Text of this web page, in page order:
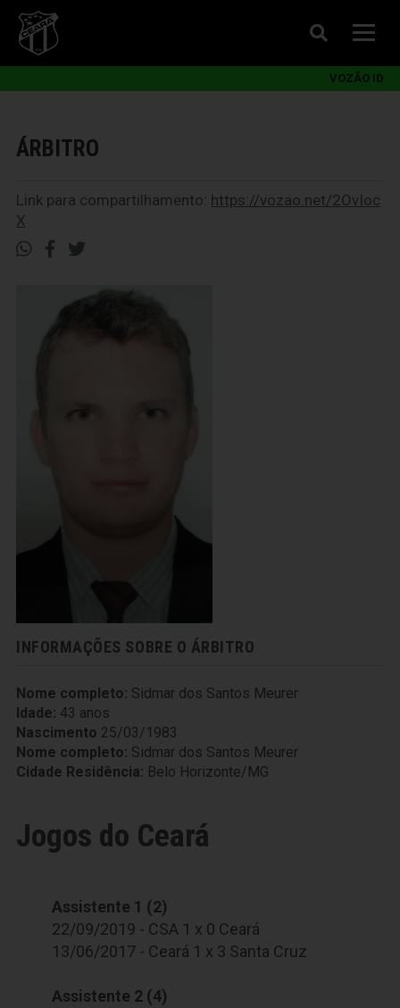
VOZÃO ID
ÁRBITRO
Link para compartilhamento: https://vozao.net/2OvIoc
X
INFORMAÇÕES SOBRE O ÁRBITRO
Nome completo: Sidmar dos Santos Meurer
Idade: 43 anos
Nascimento 25/03/1983
Nome completo: Sidmar dos Santos Meurer
Cidade Residência: Belo Horizonte/MG
Jogos do Ceará
Assistente 1 (2)
22/09/2019 - CSA 1 x 0 Ceará
13/06/2017 - Ceará 1 x 3 Santa Cruz
Assistente 2 (4)